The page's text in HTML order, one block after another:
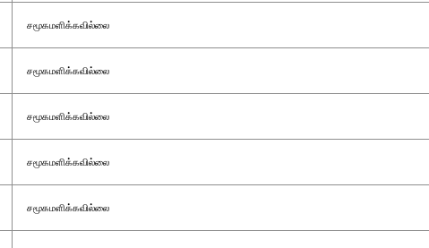
சமூகமளிக்கவில்லை
சமூகமளிக்கவில்லை
சமூகமளிக்கவில்லை
சமூகமளிக்கவில்லை
சமூகமளிக்கவில்லை